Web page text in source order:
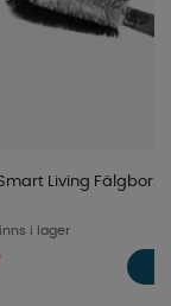
Smart Living
i lager